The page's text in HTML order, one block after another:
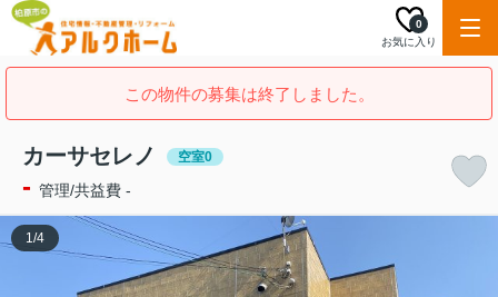
お気に入り
0
この物件の募集は終了しました。
カーサセレノ 空室0
- 管理/共益費 -
1/4